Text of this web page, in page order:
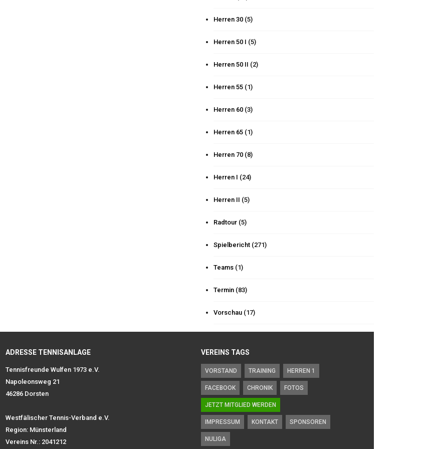
Herren 30 (5)
Herren 50 I (5)
Herren 50 II (2)
Herren 55 (1)
Herren 60 (3)
Herren 65 (1)
Herren 70 (8)
Herren I (24)
Herren II (5)
Radtour (5)
Spielbericht (271)
Teams (1)
Termin (83)
Vorschau (17)
ADRESSE TENNISANLAGE
Tennisfreunde Wulfen 1973 e.V.
Napoleonsweg 21
46286 Dorsten
Westfälischer Tennis-Verband e.V.
Region: Münsterland
Vereins Nr.: 2041212
VEREINS TAGS
VORSTAND TRAINING HERREN 1
FACEBOOK CHRONIK FOTOS
JETZT MITGLIED WERDEN
IMPRESSUM KONTAKT SPONSOREN
NULIGA